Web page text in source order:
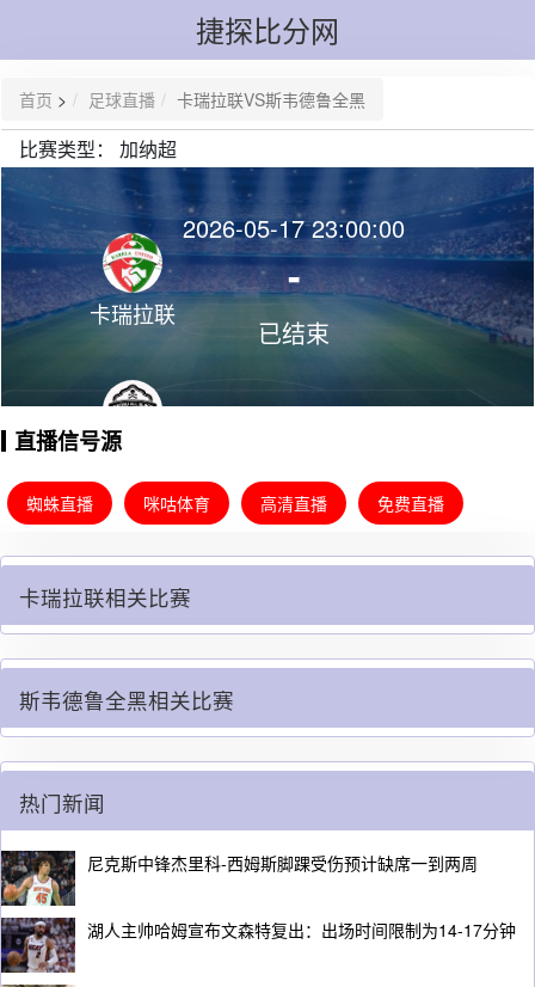
捷探比分网
首页 > 足球直播 卡瑞拉联VS斯韦德鲁全黑
比赛类型： 加纳超
卡瑞拉联
2026-05-17 23:00:00
-
已结束
斯韦德鲁
全黑
直播信号源
蜘蛛直播 咪咕体育 高清直播 免费直播
卡瑞拉联相关比赛
斯韦德鲁全黑相关比赛
热门新闻
尼克斯中锋杰里科-西姆斯脚踝受伤预计缺席一到两周
湖人主帅哈姆宣布文森特复出：出场时间限制为14-17分钟